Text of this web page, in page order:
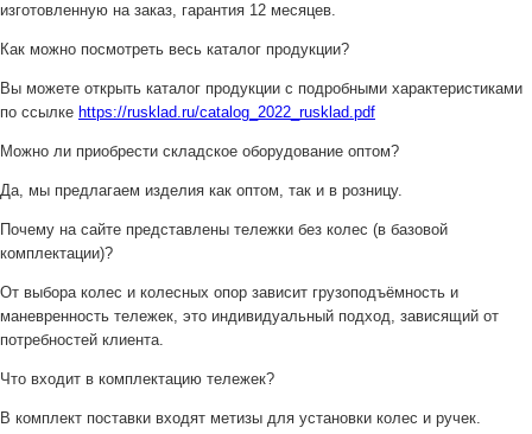
изготовленную на заказ, гарантия 12 месяцев.
Как можно посмотреть весь каталог продукции?
Вы можете открыть каталог продукции с подробными характеристиками
по ссылке https://rusklad.ru/catalog_2022_rusklad.pdf
Можно ли приобрести складское оборудование оптом?
Да, мы предлагаем изделия как оптом, так и в розницу.
Почему на сайте представлены тележки без колес (в базовой
комплектации)?
От выбора колес и колесных опор зависит грузоподъёмность и
маневренность тележек, это индивидуальный подход, зависящий от
потребностей клиента.
Что входит в комплектацию тележек?
В комплект поставки входят метизы для установки колес и ручек.